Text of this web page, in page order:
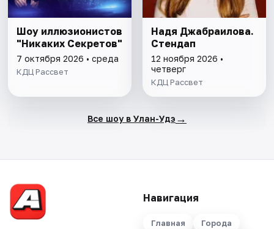
Шоу иллюзионистов
"Никаких Секретов"
7 октября 2026 • среда
КДЦ Рассвет
Надя Джабраилова.
Стендап
12 ноября 2026 •
четверг
КДЦ Рассвет
Все шоу в Улан-Удэ →
Навигация
Главная
Города